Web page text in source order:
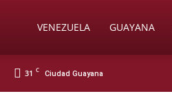
SoyVENEZUELA GUAYANA
31 C Ciudad Guayana